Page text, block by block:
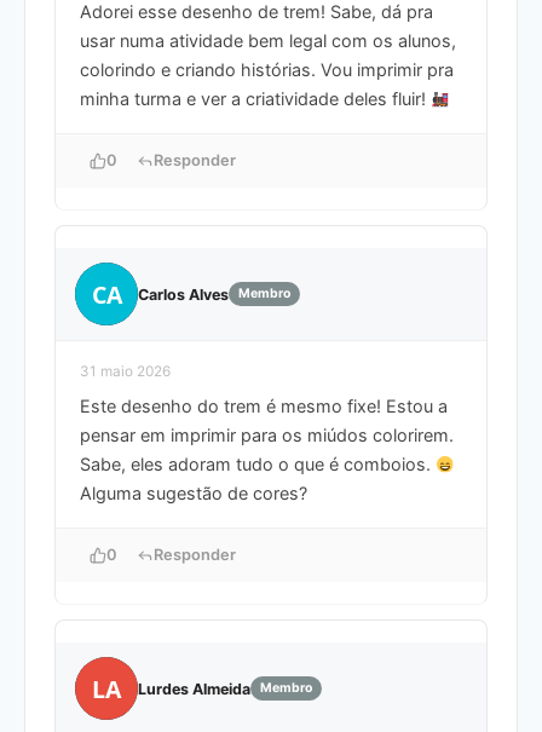
Adorei esse desenho de trem! Sabe, dá pra
usar numa atividade bem legal com os alunos,
colorindo e criando histórias. Vou imprimir pra
minha turma e ver a criatividade deles fluir!
0 Responder
CA Carlos Alves Membro
31 maio 2026
Este desenho do trem é mesmo fixe! Estou a
pensar em imprimir para os miúdos colorirem.
Sabe, eles adoram tudo o que é comboios.
Alguma sugestão de cores?
0 Responder
LA Lurdes Almeida Membro